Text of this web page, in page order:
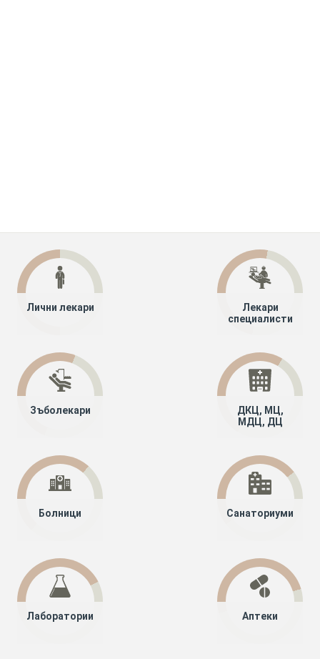
Лични лекари
Лекари
специалисти
Зъболекари
ДКЦ, МЦ,
МДЦ, ДЦ
Болници Санаториуми
Лаборатории Аптеки